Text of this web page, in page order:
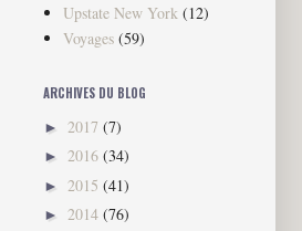
Upstate New York (12)
Voyages (59)
ARCHIVES DU BLOG
► 2017 (7)
► 2016 (34)
► 2015 (41)
► 2014 (76)